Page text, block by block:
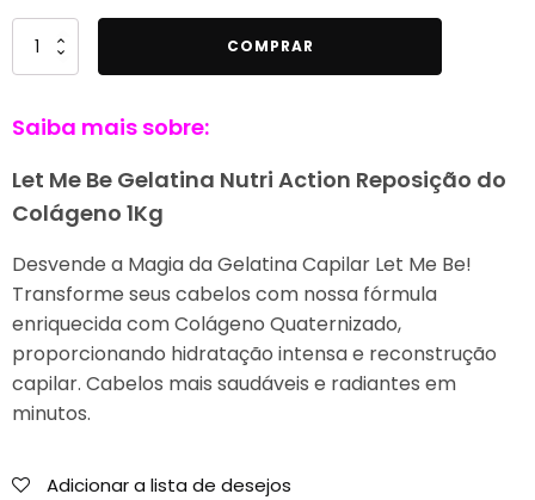
Quantidade
de
Me
Gelatina
Nutri
Reposição
do
Colágeno
1Kg
COMPRAR
Saiba mais sobre:
Let Me Be Gelatina Nutri Action Reposição do
Colágeno 1Kg
Desvende a Magia da Gelatina Capilar Let Me Be!
Transforme seus cabelos com nossa fórmula
enriquecida com Colágeno Quaternizado,
proporcionando hidratação intensa e reconstrução
capilar. Cabelos mais saudáveis e radiantes em
minutos.
Adicionar a lista de desejos